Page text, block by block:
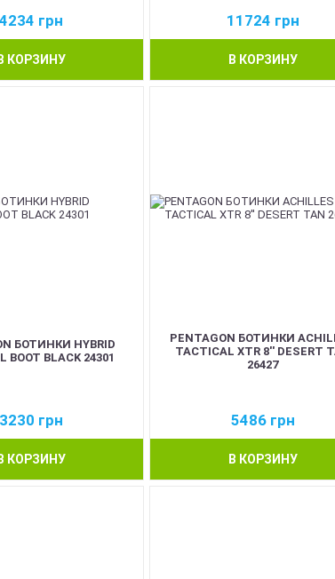
4234 грн
В КОРЗИНУ
11724 грн
В КОРЗИНУ
БОТИНКИ HYBRID
BOOT BLACK 24301
3230 грн
В КОРЗИНУ
PENTAGON БОТИНКИ
TACTICAL XTR 8'' DESERT
26427
5486 грн
В КОРЗИНУ